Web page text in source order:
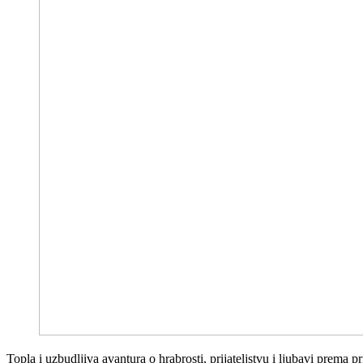
Topla i uzbudljiva avantura o hrabrosti, prijateljstvu i ljubavi prema